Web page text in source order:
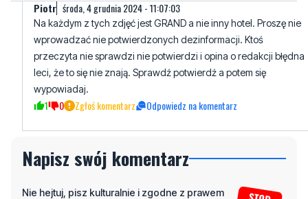
Piotr środa, 4 grudnia 2024 - 11:07:03
Na każdym z tych zdjęć jest GRAND a nie inny hotel. Proszę nie
wprowadzać nie potwierdzonych dezinformacji. Ktoś
przeczyta nie sprawdzi nie potwierdzi i opina o redakcji błędna
leci, że to się nie znają. Sprawdź potwierdź a potem się
wypowiadaj.
1 0 Zgłoś komentarz Odpowiedz na komentarz
Napisz swój komentarz
Nie hejtuj, pisz kulturalnie i zgodne z prawem